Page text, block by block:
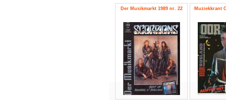
Der Musikmarkt 1989 nr. 22 Muziekkrant